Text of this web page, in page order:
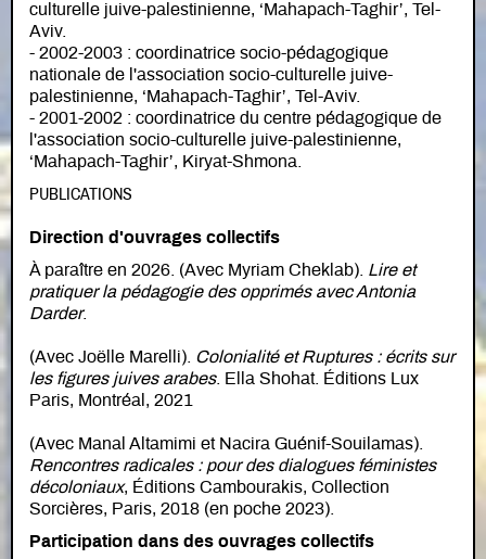
culturelle juive-palestinienne, ‘Mahapach-Taghir’, Tel-
Aviv.
- 2002-2003 : coordinatrice socio-pédagogique
nationale de l'association socio-culturelle juive-
palestinienne, ‘Mahapach-Taghir’, Tel-Aviv.
- 2001-2002 : coordinatrice du centre pédagogique de
l'association socio-culturelle juive-palestinienne,
‘Mahapach-Taghir’, Kiryat-Shmona.
PUBLICATIONS
Direction d'ouvrages collectifs
À paraître en 2026. (Avec Myriam Cheklab). Lire et
pratiquer la pédagogie des opprimés avec Antonia
Darder.
(Avec Joëlle Marelli). Colonialité et Ruptures : écrits sur
les figures juives arabes. Ella Shohat. Éditions Lux
Paris, Montréal, 2021
(Avec Manal Altamimi et Nacira Guénif-Souilamas).
Rencontres radicales : pour des dialogues féministes
décoloniaux, Éditions Cambourakis, Collection
Sorcières, Paris, 2018 (en poche 2023).
Participation dans des ouvrages collectifs